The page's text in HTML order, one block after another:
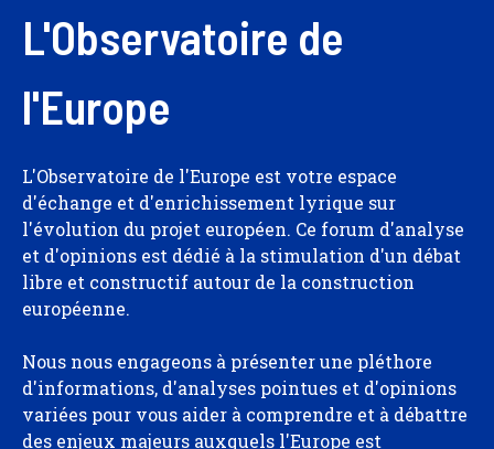
L'Observatoire de
l'Europe
L'Observatoire de l'Europe est votre espace
d'échange et d'enrichissement lyrique sur
l'évolution du projet européen. Ce forum d'analyse
et d'opinions est dédié à la stimulation d'un débat
libre et constructif autour de la construction
européenne.
Nous nous engageons à présenter une pléthore
d'informations, d'analyses pointues et d'opinions
variées pour vous aider à comprendre et à débattre
des enjeux majeurs auxquels l'Europe est